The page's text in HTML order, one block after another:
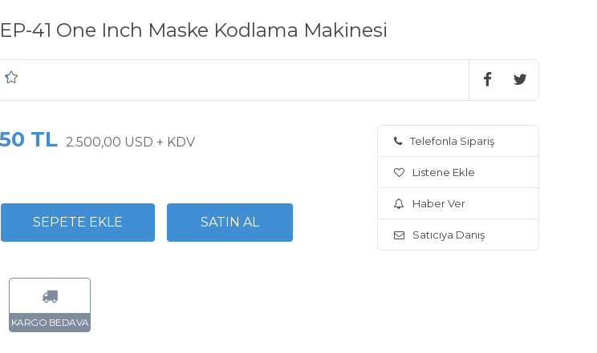
41 One Inch Maske Kodlama Makinesi
TL 2.500,00 USD + KDV Telefonla Sipariş
Listene Ekle
Haber Ver
Satıcıya Danış